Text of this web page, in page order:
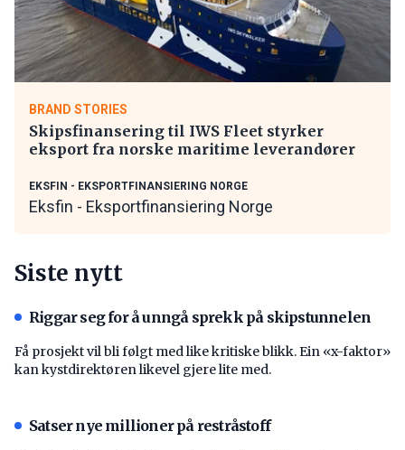
BRAND STORIES
Skipsfinansering til IWS Fleet styrker
eksport fra norske maritime leverandører
EKSFIN - EKSPORTFINANSIERING NORGE
Eksfin - Eksportfinansiering Norge
Siste nytt
Riggar seg for å unngå sprekk på skipstunnelen
Få prosjekt vil bli følgt med like kritiske blikk. Ein «x-faktor»
kan kystdirektøren likevel gjere lite med.
Satser nye millioner på restråstoff